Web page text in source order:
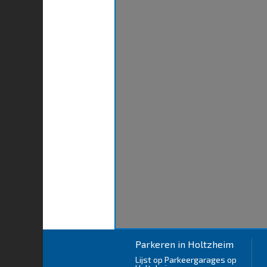
Parkeren in Holtzheim
Lijst op Parkeergarages op